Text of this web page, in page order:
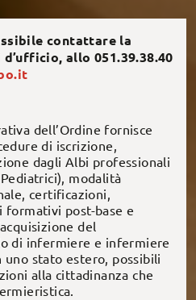
contattare la
allo 051.39.38.40
dell’Ordine fornisce
di iscrizione,
dagli Albi professionali
modalità
certificazioni,
formativi post-base e
del
di infermiere e infermiere
stato estero, possibili
alla cittadinanza che